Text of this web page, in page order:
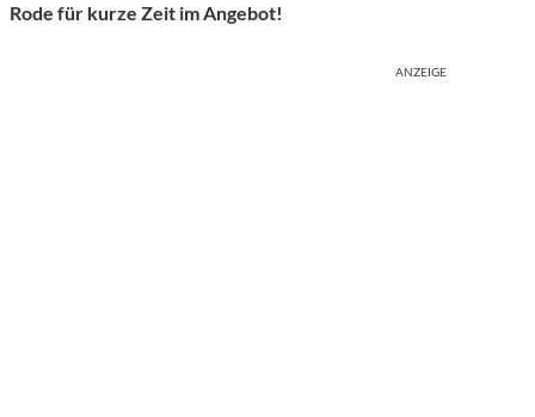
Rode für kurze Zeit im Angebot!
ANZEIGE